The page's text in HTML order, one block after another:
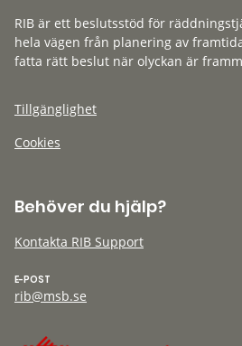
RIB är ett beslutsstöd för
hela vägen från planering av
fatta rätt beslut när olyckan är
Tillgänglighet
Cookies
Behöver du hjälp?
Kontakta RIB Support
E-POST
rib@msb.se